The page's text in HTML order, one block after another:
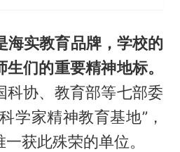
海实教育品牌，学校的
们的重要精神地标。
科协、教育部等七部委
学家精神教育基地”，
获此殊荣的单位。